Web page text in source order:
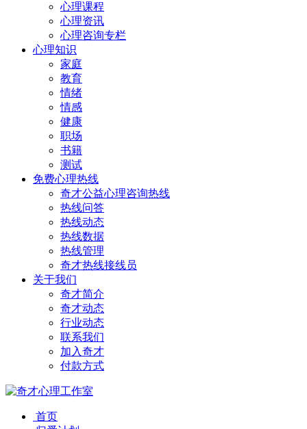
心理课程
心理资讯
心理咨询专栏
心理知识
家庭
教育
情绪
情感
健康
职场
书籍
测试
免费心理热线
奇才公益心理咨询热线
热线问答
热线动态
热线数据
热线管理
奇才热线接线员
关于我们
奇才简介
奇才动态
行业动态
联系我们
加入奇才
付款方式
首页